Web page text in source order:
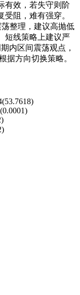
有效，若失守则阶
受阻，难有强穿。
荡整理，建议高抛低
短线策略上建议严
内区间震荡观点，
据方向切换策略。